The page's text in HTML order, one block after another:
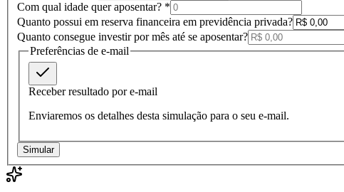
Com qual idade quer aposentar? *
Quanto possui em reserva financeira em previdência privada?
Quanto consegue investir por mês até se aposentar?
Preferências de e-mail
Receber resultado por e-mail
Enviaremos os detalhes desta simulação para o seu e-mail.
Simular